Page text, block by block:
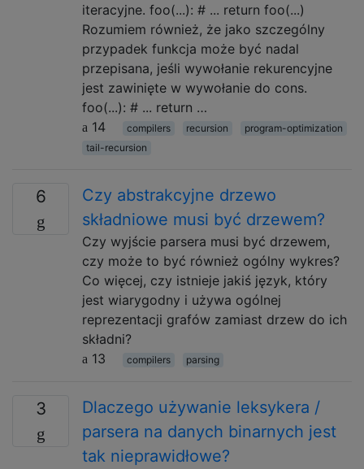
iteracyjne. foo(...): # ... return foo(...)
Rozumiem również, że jako szczególny
przypadek funkcja może być nadal
przepisana, jeśli wywołanie rekurencyjne
jest zawinięte w wywołanie do cons.
foo(...): # ... return …
14
compilers recursion
program-optimization
tail-recursion
6
Czy abstrakcyjne drzewo
składniowe musi być drzewem?
Czy wyjście parsera musi być drzewem,
czy może to być również ogólny wykres?
Co więcej, czy istnieje jakiś język, który
jest wiarygodny i używa ogólnej
reprezentacji grafów zamiast drzew do ich
składni?
13
compilers parsing
3
Dlaczego używanie leksykera /
parsera na danych binarnych jest
tak nieprawidłowe?